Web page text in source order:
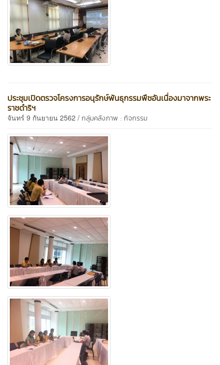
ประชุมเปิดตรวจโครงการอนุรักษ์พันธุกรรมพืชอันเนื่องมาจากพระ
ราชดำริฯ
จันทร์ 9 กันยายน 2562 / กลุ่มคลังภาพ : กิจกรรม